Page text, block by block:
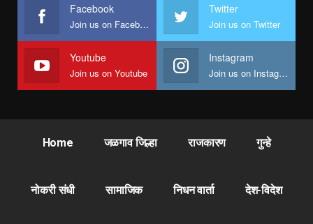
Facebook
Join us on Facebook
Twitter
Join us on Twitter
Youtube
Join us on Youtube
Instagram
Join us on Instagram
Home जळगाव जिल्हा राजकारण गुन्हे
नोकरी संधी सामाजिक निधन वार्ता देश-विदेश